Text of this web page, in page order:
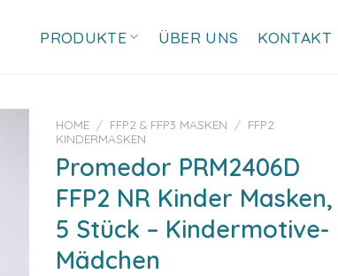
PRODUKTE ÜBER UNS KONTAKT
HOME / FFP2 & FFP3 MASKEN / FFP2
KINDERMASKEN
Promedor PRM2406D
FFP2 NR Kinder Masken,
5 Stück – Kindermotive-
Mädchen